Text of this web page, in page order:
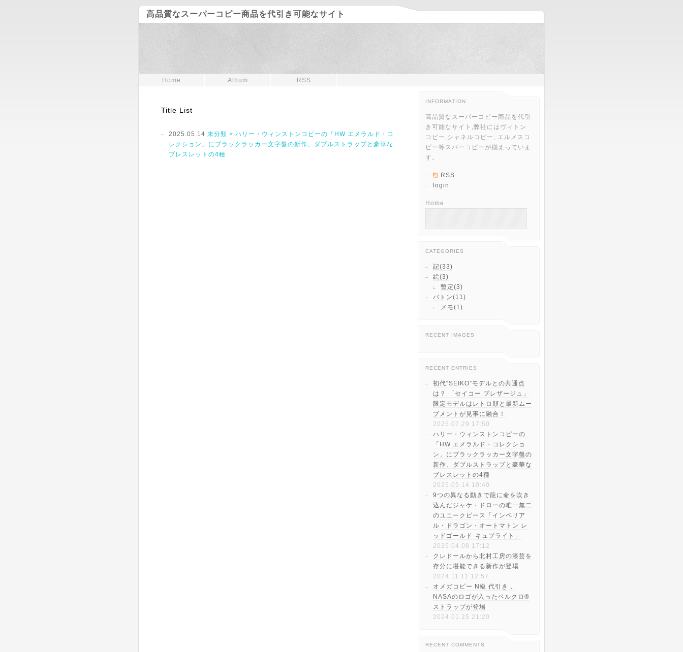
高品質なスーパーコピー商品を代引き可能なサイト
Home Album RSS
Title List
2025.05.14 未分類 > ハリー・ウィンストンコピーの「HW エメラルド・コ
レクション」にブラックラッカー文字盤の新作、ダブルストラップと豪華な
ブレスレットの4種
INFORMATION
高品質なスーパーコピー商品を代引
き可能なサイト,弊社にはヴィトン
コピー,シャネルコピー, エルメスコ
ピー等スパーコピーが揃えっていま
す。
RSS
login
Home
CATEGORIES
記(33)
絵(3)
暫定(3)
バトン(11)
メモ(1)
RECENT IMAGES
RECENT ENTRIES
初代“SEIKO”モデルとの共通点
は？ 「セイコー プレザージュ」
限定モデルはレトロ顔と最新ムー
ブメントが見事に融合！
2025.07.29 17:50
ハリー・ウィンストンコピーの
「HW エメラルド・コレクショ
ン」にブラックラッカー文字盤の
新作、ダブルストラップと豪華な
ブレスレットの4種
2025.05.14 10:40
9つの異なる動きで龍に命を吹き
込んだジャケ・ドローの唯一無二
のユニークピース「インペリア
ル・ドラゴン・オートマトン レ
ッドゴールド-キュプライト」
2025.04.08 17:12
クレドールから北村工房の漆芸を
存分に堪能できる新作が登場
2024.11.11 12:57
オメガコピー N級 代引き，
NASAのロゴが入ったベルクロ®︎
ストラップが登場
2024.01.25 21:20
RECENT COMMENTS